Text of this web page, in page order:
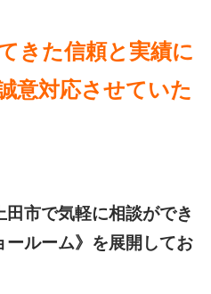
きた信頼と実績に
意対応させていた
市で気軽に相談ができ
ールーム》を展開してお